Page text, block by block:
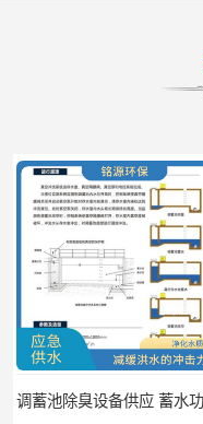
调蓄池除臭设备供应 蓄水功能 暂时储存大量雨水